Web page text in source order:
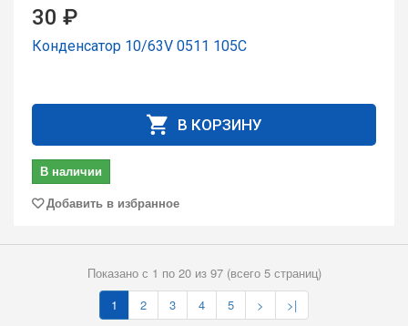
30 ₽
Конденсатор 10/63V 0511 105C
В КОРЗИНУ
В наличии
Добавить в избранное
Показано с 1 по 20 из 97 (всего 5 страниц)
1
2 3 4 5 > >|